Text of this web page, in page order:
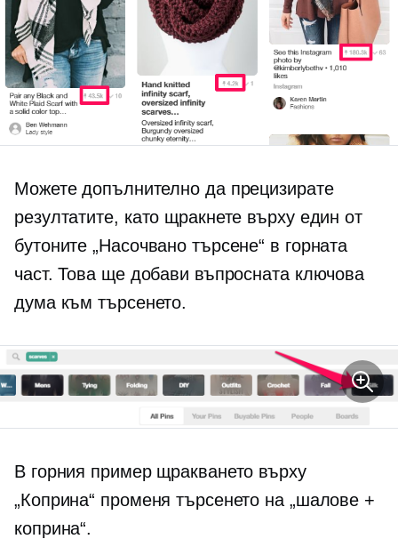
Можете допълнително да прецизирате
резултатите, като щракнете върху един от
бутоните „Насочвано търсене“ в горната
част. Това ще добави въпросната ключова
дума към търсенето.
В горния пример щракването върху
„Коприна“ променя търсенето на „шалове +
коприна“.